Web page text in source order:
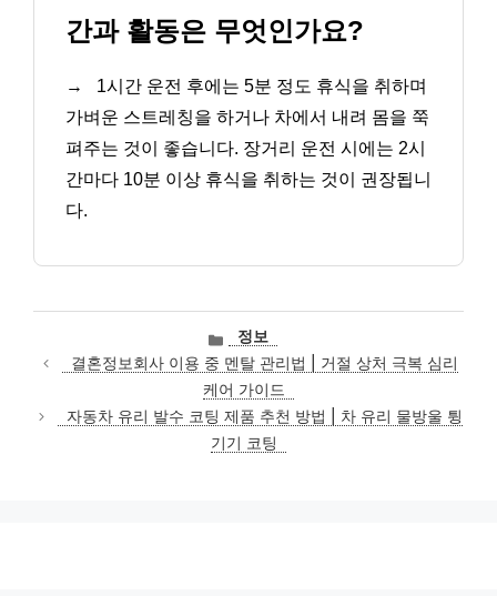
간과 활동은 무엇인가요?
→
1시간 운전 후에는 5분 정도 휴식을 취하며
가벼운 스트레칭을 하거나 차에서 내려 몸을 쭉
펴주는 것이 좋습니다. 장거리 운전 시에는 2시
간마다 10분 이상 휴식을 취하는 것이 권장됩니
다.
카
테
고
리
정보
결혼정보회사 이용 중 멘탈 관리법 | 거절 상처 극복 심리
케어 가이드
자동차 유리 발수 코팅 제품 추천 방법 | 차 유리 물방울 튕
기기 코팅